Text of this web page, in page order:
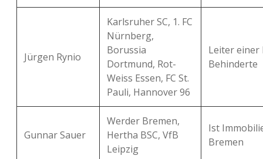
Jürgen Rynio
Karlsruher SC, 1. FC
Nürnberg,
Borussia
Dortmund, Rot-
Weiss Essen, FC St.
Pauli, Hannover 96
Leiter
Behinderte
Gunnar Sauer
Werder Bremen,
Hertha BSC, VfB
Leipzig
Ist
Bremen